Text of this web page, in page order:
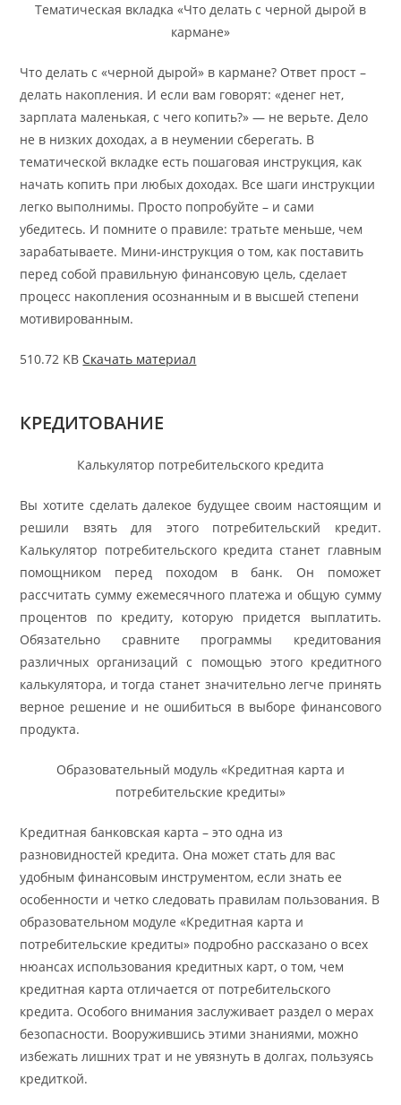
Тематическая вкладка «Что делать с черной дырой в
кармане»
Что делать с «черной дырой» в кармане? Ответ прост –
делать накопления. И если вам говорят: «денег нет,
зарплата маленькая, с чего копить?» — не верьте. Дело
не в низких доходах, а в неумении сберегать. В
тематической вкладке есть пошаговая инструкция, как
начать копить при любых доходах. Все шаги инструкции
легко выполнимы. Просто попробуйте – и сами
убедитесь. И помните о правиле: тратьте меньше, чем
зарабатываете. Мини-инструкция о том, как поставить
перед собой правильную финансовую цель, сделает
процесс накопления осознанным и в высшей степени
мотивированным.
510.72 KB Скачать материал
КРЕДИТОВАНИЕ
Калькулятор потребительского кредита
Вы хотите сделать далекое будущее своим настоящим и
решили взять для этого потребительский кредит.
Калькулятор потребительского кредита станет главным
помощником перед походом в банк. Он поможет
рассчитать сумму ежемесячного платежа и общую сумму
процентов по кредиту, которую придется выплатить.
Обязательно сравните программы кредитования
различных организаций с помощью этого кредитного
калькулятора, и тогда станет значительно легче принять
верное решение и не ошибиться в выборе финансового
продукта.
Образовательный модуль «Кредитная карта и
потребительские кредиты»
Кредитная банковская карта – это одна из
разновидностей кредита. Она может стать для вас
удобным финансовым инструментом, если знать ее
особенности и четко следовать правилам пользования. В
образовательном модуле «Кредитная карта и
потребительские кредиты» подробно рассказано о всех
нюансах использования кредитных карт, о том, чем
кредитная карта отличается от потребительского
кредита. Особого внимания заслуживает раздел о мерах
безопасности. Вооружившись этими знаниями, можно
избежать лишних трат и не увязнуть в долгах, пользуясь
кредиткой.